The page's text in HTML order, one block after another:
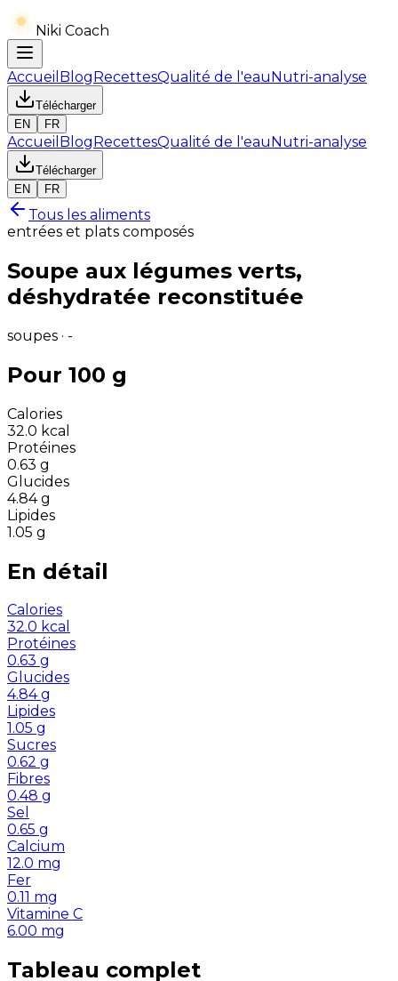
Niki Coach
Accueil BlogRecettesQualité de l'eauNutri-analyse
Télécharger
EN
FR
Accueil BlogRecettesQualité de l'eauNutri-analyse
Télécharger
EN
FR
Tous les aliments
entrées et plats composés
Soupe aux légumes verts,
déshydratée reconstituée
soupes · -
Pour 100 g
Calories
32.0 kcal
Protéines
0.63 g
Glucides
4.84 g
Lipides
1.05 g
En détail
Calories
32.0 kcal
Protéines
0.63 g
Glucides
4.84 g
Lipides
1.05 g
Sucres
0.62 g
Fibres
0.48 g
Sel
0.65 g
Calcium
12.0 mg
Fer
0.11 mg
Vitamine C
6.00 mg
Tableau complet